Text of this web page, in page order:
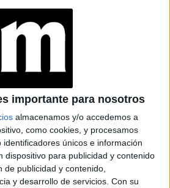
importante para nosotros
almacenamos y/o accedemos a
como cookies, y procesamos
únicos e información
dispositivo para publicidad y contenido
de publicidad y contenido,
y desarrollo de servicios. Con su
Caras Noticias
Parabrisas
Lunateen Break BATimes
- Todos los derechos reservados
Intelectual: Nro. 5346433